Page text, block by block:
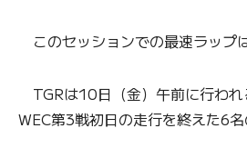
このセッションでの最速ラップ
TGRは10日（金）午前に行われ
WEC第3戦初日の走行を終えた6